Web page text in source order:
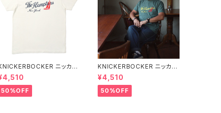
ニッカー
ッカー MILK ハンプトン T
ャツ
50%OFF
KNICKERBOCKER ニッカー
ボッカー GREEN ハンプトン
Tシャツ
¥4,510
50%OFF